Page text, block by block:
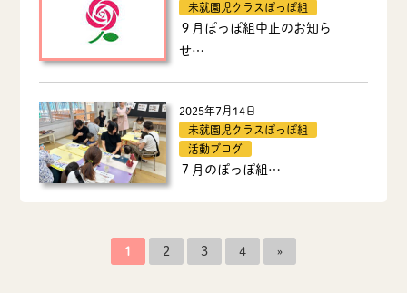
未就園児クラスぽっぽ組
９月ぽっぽ組中止のお知ら
せ…
2025年7月14日
未就園児クラスぽっぽ組
活動ブログ
７月のぽっぽ組…
1 2 3 4 »